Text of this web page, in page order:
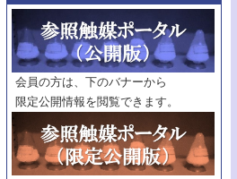
巻
号
範囲指定
巻
号～
巻
号
触媒年鑑
年度
記事種別
マーク：
マークあり
会員の方は、下のバナーから
限定公開情報を閲覧できます。